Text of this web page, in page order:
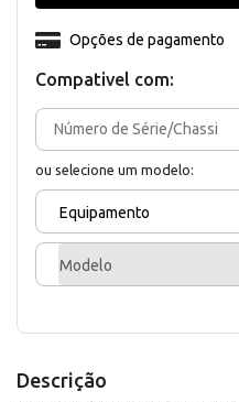
Compativel com:
ou selecione um modelo:
Equipamento
Modelo
Opções de pagamento
Descrição